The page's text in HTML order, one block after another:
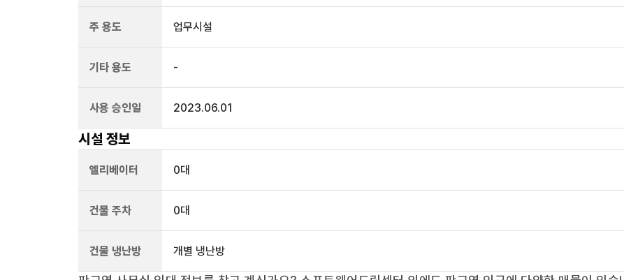
주 용도 업무시설
기타 용도 -
사용 승인일 2023.06.01
시설 정보
엘리베이터 0대
건물 주차 0대
건물 냉난방 개별 냉난방